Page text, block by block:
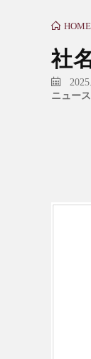
HOME
社
ニュース